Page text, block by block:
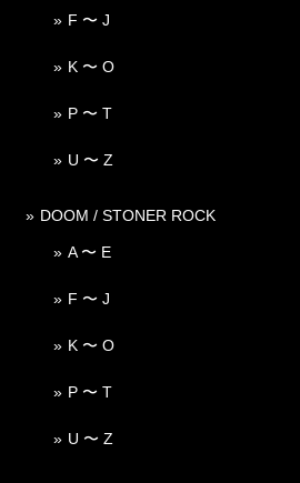
F 〜 J
K 〜 O
P 〜 T
U 〜 Z
DOOM / STONER ROCK
A 〜 E
F 〜 J
K 〜 O
P 〜 T
U 〜 Z